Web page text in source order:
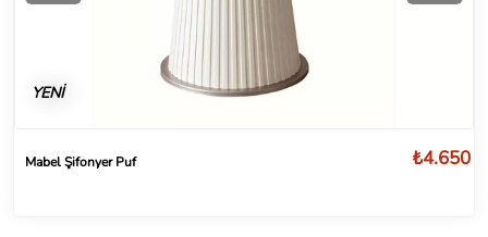
YENİ
Mabel Şifonyer Puf ₺4.650